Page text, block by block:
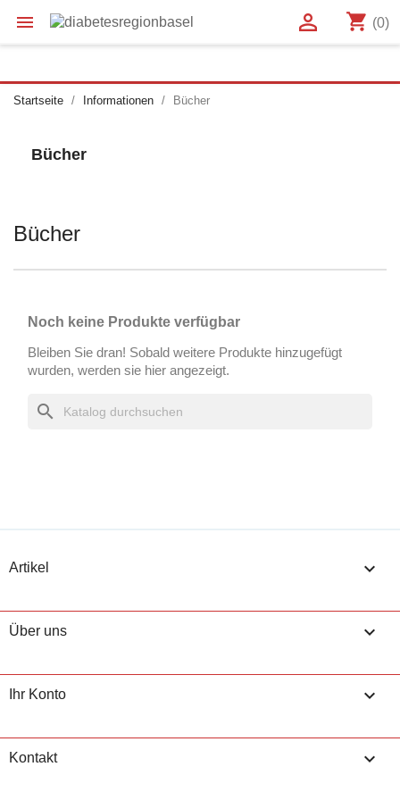
 shopping_cart (0)

Startseite Informationen Bücher
Bücher
Bücher
Noch keine Produkte verfügbar
Bleiben Sie dran! Sobald weitere Produkte hinzugefügt
wurden, werden sie hier angezeigt.
search
Artikel 
Über uns 
Ihr Konto 
Kontakt keyboard_arrow_down